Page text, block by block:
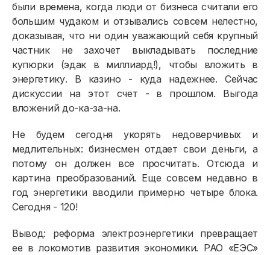
были времена, когда люди от бизнеса считали его
большим чудаком и отзывались совсем нелестно,
доказывая, что ни один уважающий себя крупный
частник не захочет выкладывать последние
купюрки (эдак в миллиард!), чтобы вложить в
энергетику. В казино - куда надежнее. Сейчас
дискуссии на этот счет - в прошлом. Выгода
вложений до-ка-за-на.
Не будем сегодня укорять недоверчивых и
медлительных: бизнесмен отдает свои деньги, а
потому он должен все просчитать. Отсюда и
картина преобразований. Еще совсем недавно в
год энергетики вводили примерно четыре блока.
Сегодня - 120!
Вывод: реформа электроэнергетики превращает
ее в локомотив развития экономики. РАО «ЕЭС»